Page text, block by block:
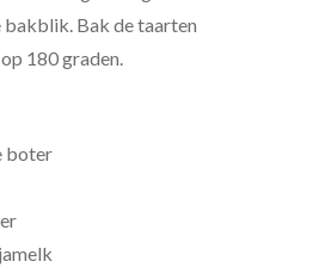
Bak de taarten
180 graden.
boter